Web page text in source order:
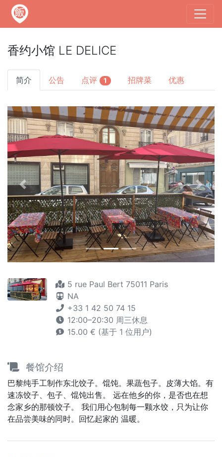
香约小馆 LE DELICE
简介 公告 点评 1 招牌菜 优惠
Previous Next
5 rue Paul Bert 75011 Paris
NA
+33 1 42 50 74 15
12:00–20:30 周三休息
15.00 € (基于 1 位用户)
餐馆介绍
巴黎纯手工制作东北饺子。馄饨。果蔬包子。皮薄大馅。有
速冻饺子、包子、馄饨出售。 远在他乡的你，是否也在想
念家乡的那顿饺子。 我们用心包制每一颗水饺，只为让你
在品尝美味的同时。回忆起家的 温暖。